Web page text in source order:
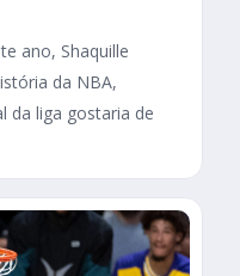
ano, Shaquille
da NBA,
da liga gostaria de